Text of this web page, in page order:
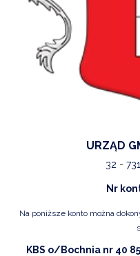
URZĄD
32 -
Nr
Na poniższe konto można
KBS o/Bochnia nr 40